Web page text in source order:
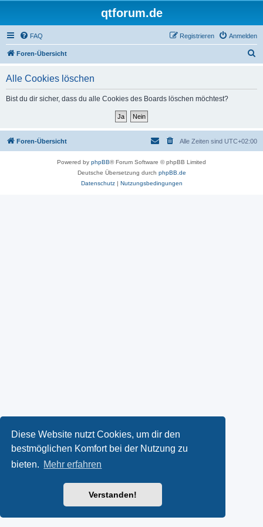
Diese Website nutzt Cookies, um dir den
bestmöglichen Komfort bei der Nutzung zu
bieten. Mehr erfahren
Verstanden!
qtforum.de
FAQ Anmelden
Registrieren
Foren-Übersicht
Alle Cookies löschen
Bist du dir sicher, dass du alle Cookies des Boards löschen möchtest?
Foren-Übersicht Alle Zeiten sind UTC+02:00
Powered by phpBB® Forum Software © phpBB Limited
Deutsche Übersetzung durch phpBB.de
Datenschutz| Nutzungsbedingungen